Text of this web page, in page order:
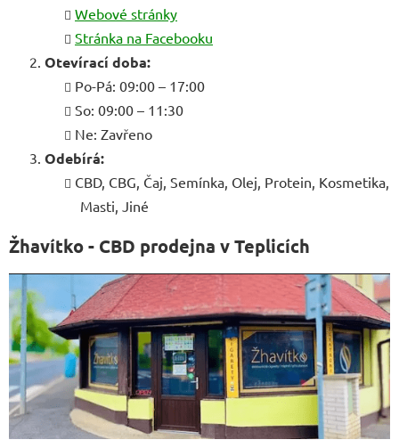
Webové stránky
Stránka na Facebooku
Otevírací doba:
Po-Pá: 09:00 – 17:00
So: 09:00 – 11:30
Ne: Zavřeno
Odebírá:
CBD, CBG, Čaj, Semínka, Olej, Protein, Kosmetika,
Masti, Jiné
Žhavítko - CBD prodejna v Teplicích